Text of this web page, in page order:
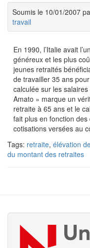
Soumis le 10/01/2007
travail
En 1990, l’Italie avait
généreux et les plus
jeunes retraités
de travailler 35 ans
calculée sur les
Amato » marque un
retraite à 65 ans et le
fait plus en fonction
cotisations versées au
Tags: retraite, élévation
du montant des retraites